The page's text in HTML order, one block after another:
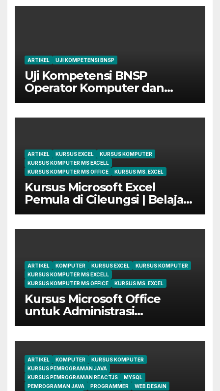
ARTIKEL UJI KOMPETENSI BNSP
Uji Kompetensi BNSP
Operator Komputer dan
Digital Marketing di Bekasi
ARTIKEL KURSUS EXCEL
KURSUS KOMPUTER
KURSUS KOMPUTER MS EXCELL
KURSUS KOMPUTER MS OFFICE
KURSUS MS. EXCEL
Kursus Microsoft Excel
Pemula di Cileungsi | Belajar
dari Dasar Sampai Mahir
ARTIKEL KOMPUTER KURSUS EXCEL
KURSUS KOMPUTER
KURSUS KOMPUTER MS EXCELL
KURSUS KOMPUTER MS OFFICE
KURSUS MS. EXCEL
Kursus Microsoft Office
untuk Administrasi
Perkantoran di Cileungsi
ARTIKEL KOMPUTER
KURSUS KOMPUTER
KURSUS PEMROGRAMAN JAVA
KURSUS PEMROGRAMAN REACTJS
MYSQL
PEMROGRAMAN JAVA
PROGRAMMER
WEB DESAIN